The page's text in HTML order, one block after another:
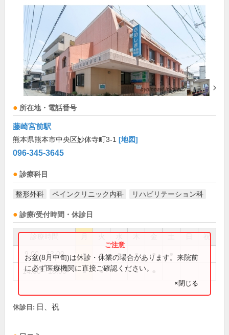
所在地・電話番号
藤崎宮前駅
熊本県熊本市中央区妙体寺町3-1 [地図]
096-345-3645
診療科目
整形外科 ペインクリニック内科 リハビリテーション科
診療/受付時間・休診日
祝
9:00～13:00 ● ● ● ● ●
14:00～18:00 ● ● ●
お盆(8月中旬)は休診・休業の場合があります。来院前
に必ず医療機関に直接ご確認ください。
×閉じる
休診日: 日、祝